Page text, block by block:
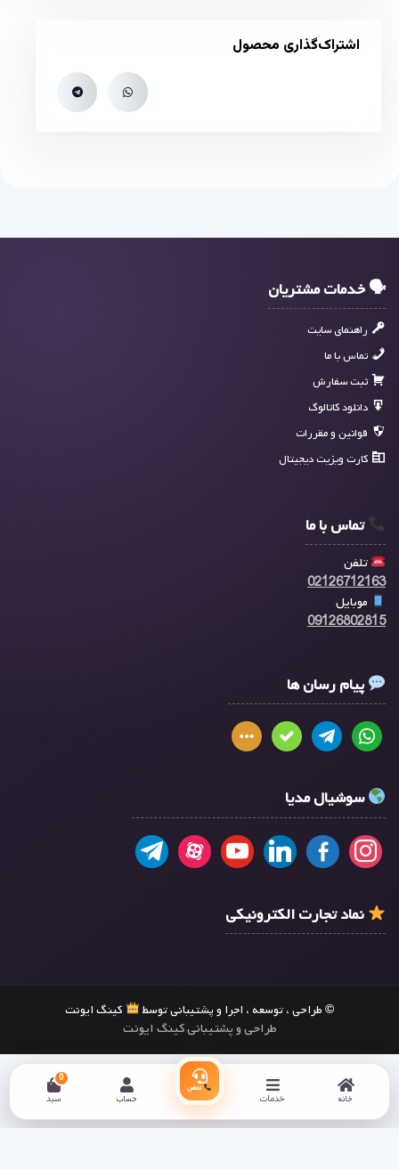
خانه خدمات
تماس
حساب سبد
0
اشتراک‌گذاری محصول
🗣 خدمات مشتریان
راهنمای سایت
تماس با ما
ثبت سفارش
دانلود کاتالوگ
قوانین و مقررات
کارت ویزیت دیجیتال
تماس با ما
تلفن
02126712163
موبایل
09126802815
پیام رسان ها
سوشیال مدیا
نماد تجارت الکترونیکی
© طراحی ، توسعه ، اجرا و پشتیبانی توسط کینگ ایونت
طراحی و پشتیبانی کینگ ایونت